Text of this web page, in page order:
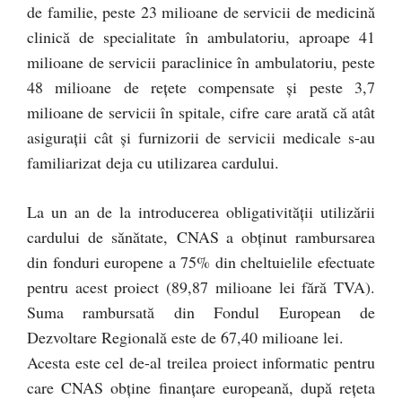
de familie, peste 23 milioane de servicii de medicină
clinică de specialitate în ambulatoriu, aproape 41
milioane de servicii paraclinice în ambulatoriu, peste
48 milioane de reţete compensate şi peste 3,7
milioane de servicii în spitale, cifre care arată că atât
asiguraţii cât şi furnizorii de servicii medicale s-au
familiarizat deja cu utilizarea cardului.
La un an de la introducerea obligativităţii utilizării
cardului de sănătate, CNAS a obţinut rambursarea
din fonduri europene a 75% din cheltuielile efectuate
pentru acest proiect (89,87 milioane lei fără TVA).
Suma rambursată din Fondul European de
Dezvoltare Regională este de 67,40 milioane lei.
Acesta este cel de-al treilea proiect informatic pentru
care CNAS obţine finanţare europeană, după reţeta